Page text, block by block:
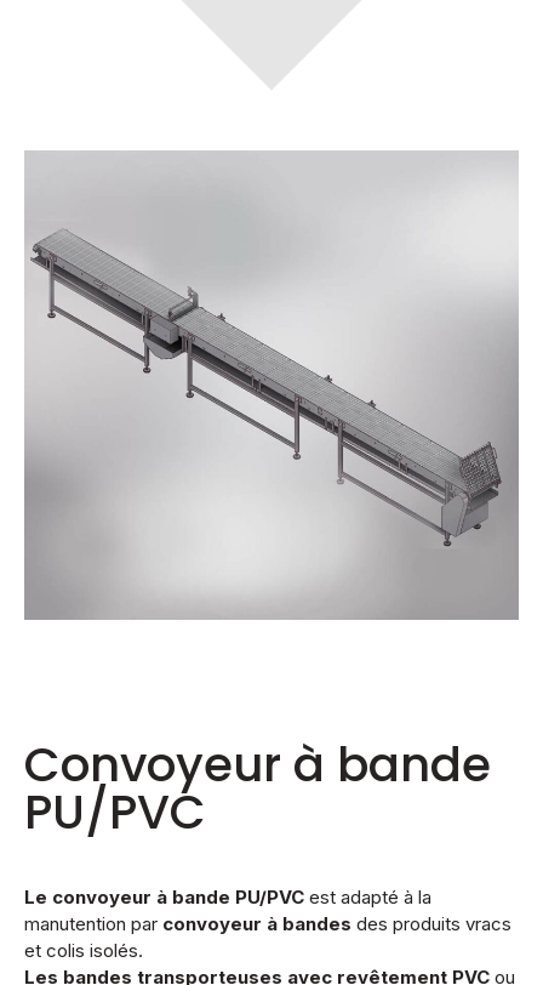
Convoyeur à bande
PU/PVC
Le convoyeur à bande PU/PVC est adapté à la
manutention par convoyeur à bandes des produits vracs
et colis isolés.
Les bandes transporteuses avec revêtement PVC ou